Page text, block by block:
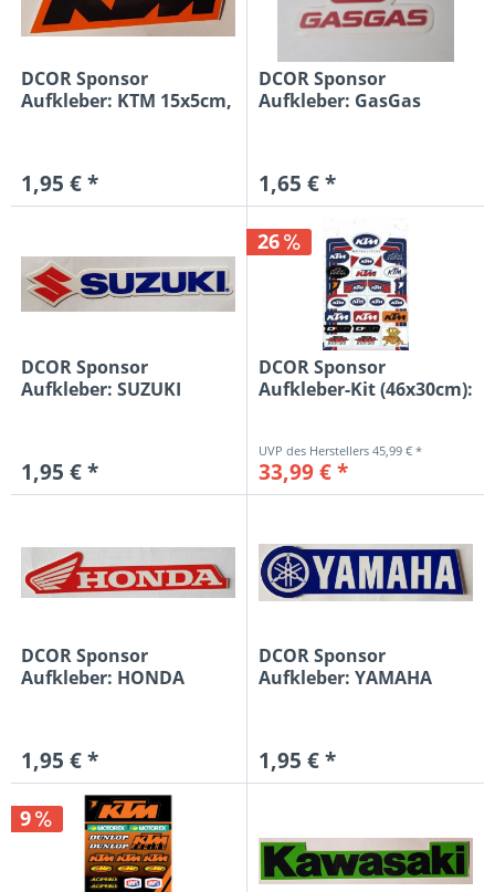
DCOR Sponsor
Aufkleber: KTM 15x5cm,
1,95 € *
DCOR Sponsor
Aufkleber: GasGas
1,65 € *
DCOR Sponsor
Aufkleber: SUZUKI
1,95 € *
26
DCOR Sponsor
Aufkleber-Kit (46x30cm):
45,99 € *
33,99 € *
DCOR Sponsor
Aufkleber: HONDA
1,95 € *
DCOR Sponsor
Aufkleber: YAMAHA
1,95 € *
9